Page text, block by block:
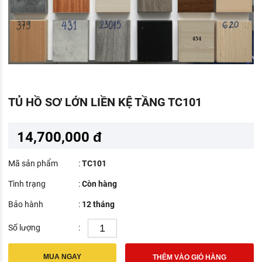
TỦ HỒ SƠ LỚN LIỀN KỆ TẦNG TC101
14,700,000 đ
Mã sản phẩm :TC101
Tình trạng :Còn hàng
Bảo hành : 12 tháng
Số lượng :
MUA NGAY THÊM VÀO GIỎ HÀNG